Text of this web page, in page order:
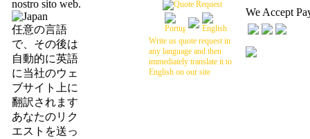
nostro sito web.
任意の言語
で、その後は
自動的に英語
に当社のウェ
ブサイト上に
翻訳されます
あなたのリク
エストを送っ
Write us quote request in
any language and then
immediately translate it to
English on our site
We Accept